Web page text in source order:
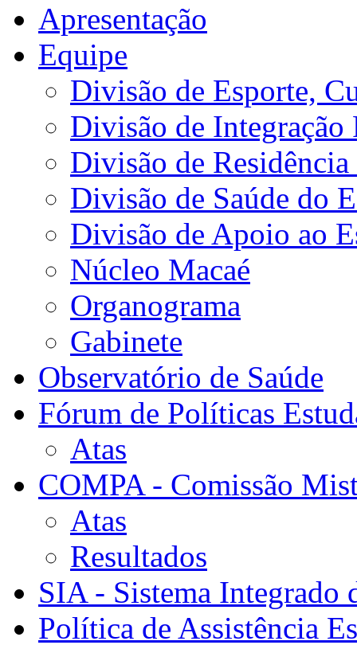
Apresentação
Equipe
Divisão de Esporte,
Divisão de Integração
Divisão de
Divisão de Saúde do
Divisão de Apoio ao
Núcleo Macaé
Organograma
Gabinete
Observatório de Saúde
Fórum de Políticas
Atas
COMPA - Comissão
Atas
Resultados
SIA - Sistema Integrado
Política de Assistência